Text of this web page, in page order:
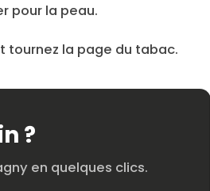
pour la peau.
tournez la page du tabac.
?
en quelques clics.